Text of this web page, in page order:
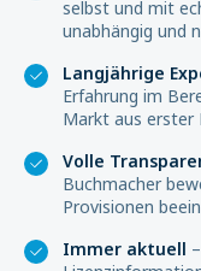
selbst und mit
unabhängig und
Langjährige
Erfahrung im
Markt aus erster
Volle
Buchmacher
Provisionen
Immer aktuell